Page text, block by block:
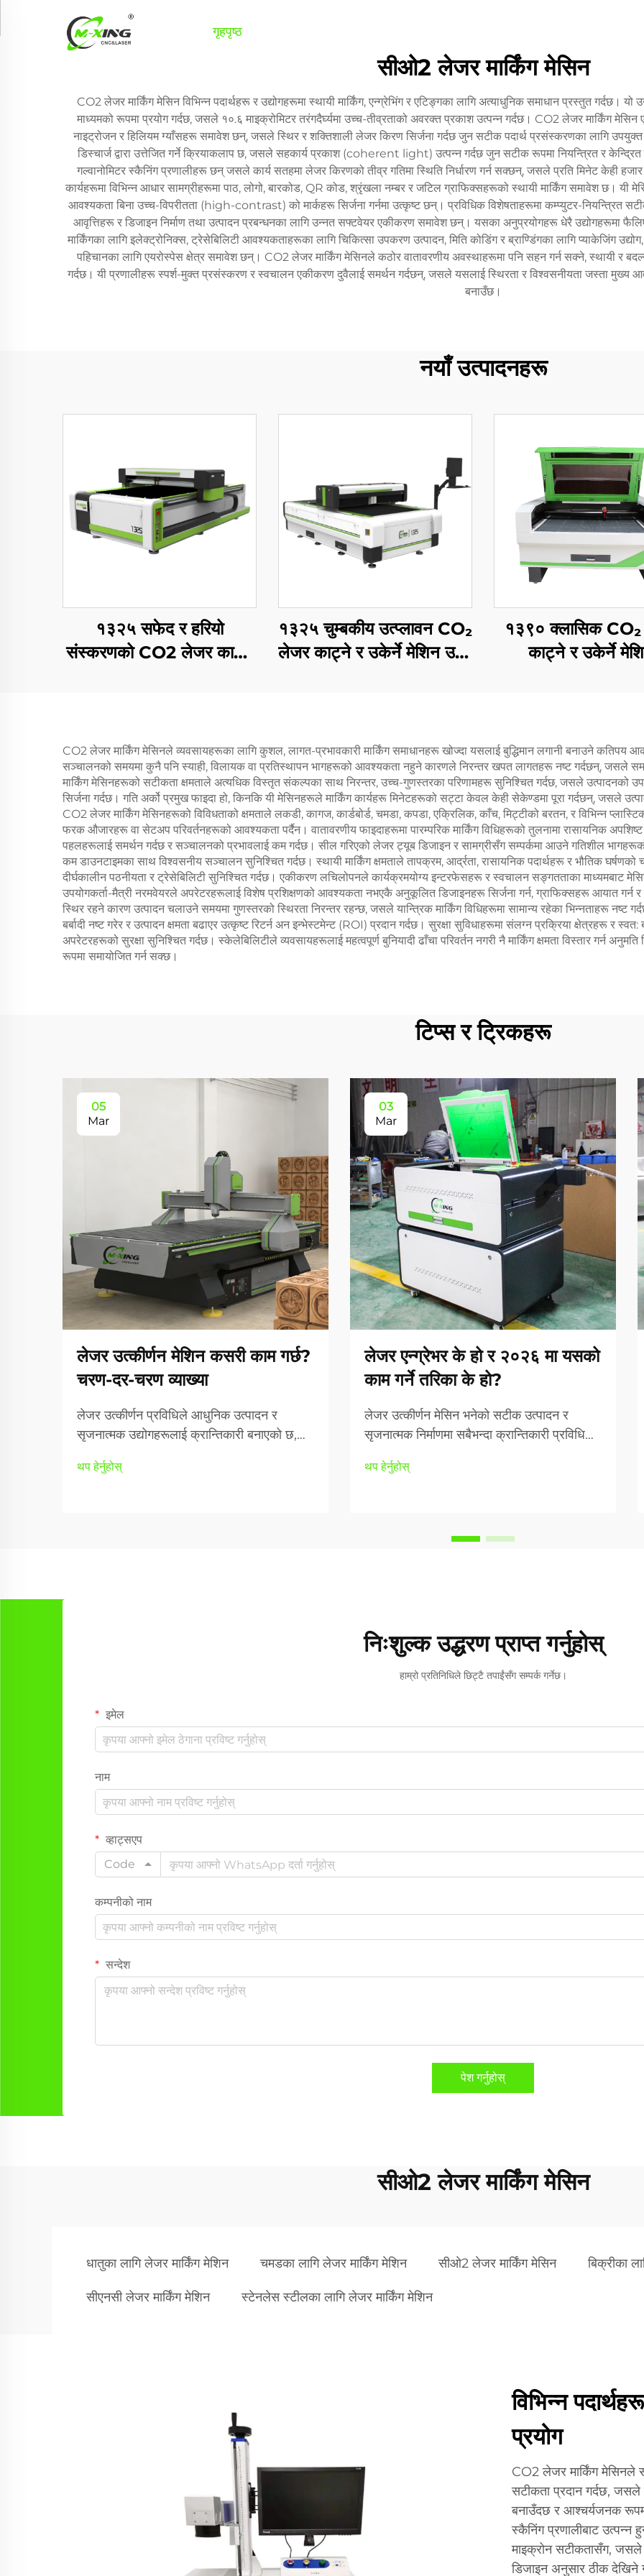
गृहपृष्ठ
सीओ2 लेजर मार्किंग मेसिन
CO2 लेजर मार्किंग मेसिन विभिन्न पदार्थहरू र उद्योगहरूमा स्थायी मार्किंग, एन्ग्रेभिंग र एटिङ्गका लागि अत्याधुनिक समाधान प्रस्तुत गर्दछ।
माध्यमको रूपमा प्रयोग गर्दछ, जसले १०.६ माइक्रोमिटर तरंगदैर्घ्यमा उच्च-तीव्रताको अवरक्त प्रकाश उत्पन्न गर्दछ। CO2 लेजर मार्किंग
नाइट्रोजन र हिलियम ग्याँसहरू समावेश छन्, जसले स्थिर र शक्तिशाली लेजर किरण सिर्जना गर्दछ जुन सटीक पदार्थ प्रसंस्करणका लागि
डिस्चार्ज द्वारा उत्तेजित गर्ने क्रियाकलाप छ, जसले सहकार्य प्रकाश (coherent light) उत्पन्न गर्दछ जुन सटीक रूपमा नियन्त्रित र
गल्वानोमिटर स्कैनिंग प्रणालीहरू छन् जसले कार्य सतहमा लेजर किरणको तीव्र गतिमा स्थिति निर्धारण गर्न सक्छन्, जसले प्रति मिनेट केही
कार्यहरूमा विभिन्न आधार सामग्रीहरूमा पाठ, लोगो, बारकोड, QR कोड, श्रृंखला नम्बर र जटिल ग्राफिक्सहरूको स्थायी मार्किंग समावेश छ। यी
आवश्यकता बिना उच्च-विपरीतता (high-contrast) को मार्कहरू सिर्जना गर्नमा उत्कृष्ट छन्। प्रविधिक विशेषताहरूमा कम्प्युटर-नियन्त्रित
आवृत्तिहरू र डिजाइन निर्माण तथा उत्पादन प्रबन्धनका लागि उन्नत सफ्टवेयर एकीकरण समावेश छन्। यसका अनुप्रयोगहरू धेरै उद्योगहरूमा
मार्किंगका लागि इलेक्ट्रोनिक्स, ट्रेसेबिलिटी आवश्यकताहरूका लागि चिकित्सा उपकरण उत्पादन, मिति कोडिंग र ब्राण्डिंगका लागि प्याकेजिंग
पहिचानका लागि एयरोस्पेस क्षेत्र समावेश छन्। CO2 लेजर मार्किंग मेसिनले कठोर वातावरणीय अवस्थाहरूमा पनि सहन गर्न सक्ने, स्थायी र
गर्दछ। यी प्रणालीहरू स्पर्श-मुक्त प्रसंस्करण र स्वचालन एकीकरण दुवैलाई समर्थन गर्दछन्, जसले यसलाई स्थिरता र विश्वसनीयता जस्ता मुख्य
बनाउँछ।
नयाँ उत्पादनहरू
१३२५ सफेद र हरियो
संस्करणको CO2 लेजर काट्ने
१३२५ चुम्बकीय उत्प्लावन CO₂
लेजर काट्ने र उकेर्ने मेशिन उच्च
१३९० क्लासिक
काट्ने र उकेर्ने
CO2 लेजर मार्किंग मेसिनले व्यवसायहरूका लागि कुशल, लागत-प्रभावकारी मार्किंग समाधानहरू खोज्दा यसलाई बुद्धिमान लगानी बनाउने कतिपय
सञ्चालनको समयमा कुनै पनि स्याही, विलायक वा प्रतिस्थापन भागहरूको आवश्यकता नहुने कारणले निरन्तर खपत लागतहरू नष्ट गर्दछन्,
मार्किंग मेसिनहरूको सटीकता क्षमताले अत्यधिक विस्तृत संकल्पका साथ निरन्तर, उच्च-गुणस्तरका परिणामहरू सुनिश्चित गर्दछ, जसले उत्पादनको
सिर्जना गर्दछ। गति अर्को प्रमुख फाइदा हो, किनकि यी मेसिनहरूले मार्किंग कार्यहरू मिनेटहरूको सट्टा केवल केही सेकेण्डमा पूरा गर्दछन्, जसले
CO2 लेजर मार्किंग मेसिनहरूको विविधताको क्षमताले लकडी, कागज, कार्डबोर्ड, चमडा, कपडा, एक्रिलिक, काँच, मिट्टीको बरतन, र विभिन्न
फरक औजारहरू वा सेटअप परिवर्तनहरूको आवश्यकता पर्दैन। वातावरणीय फाइदाहरूमा पारम्परिक मार्किंग विधिहरूको तुलनामा रासायनिक
पहलहरूलाई समर्थन गर्दछ र सञ्चालनको प्रभावलाई कम गर्दछ। सील गरिएको लेजर ट्यूब डिजाइन र सामग्रीसँग सम्पर्कमा आउने गतिशील
कम डाउनटाइमका साथ विश्वसनीय सञ्चालन सुनिश्चित गर्दछ। स्थायी मार्किंग क्षमताले तापक्रम, आर्द्रता, रासायनिक पदार्थहरू र भौतिक घर्षणको
दीर्घकालीन पठनीयता र ट्रेसेबिलिटी सुनिश्चित गर्दछ। एकीकरण लचिलोपनले कार्यक्रमयोग्य इन्टरफेसहरू र स्वचालन सङ्गतताका माध्यमबाट
उपयोगकर्ता-मैत्री नरमवेयरले अपरेटरहरूलाई विशेष प्रशिक्षणको आवश्यकता नभएकै अनुकूलित डिजाइनहरू सिर्जना गर्न, ग्राफिक्सहरू आयात गर्न
स्थिर रहने कारण उत्पादन चलाउने समयमा गुणस्तरको स्थिरता निरन्तर रहन्छ, जसले यान्त्रिक मार्किंग विधिहरूमा सामान्य रहेका भिन्नताहरू नष्ट
बर्बादी नष्ट गरेर र उत्पादन क्षमता बढाएर उत्कृष्ट रिटर्न अन इन्भेस्टमेन्ट (ROI) प्रदान गर्दछ। सुरक्षा सुविधाहरूमा संलग्न प्रक्रिया क्षेत्रहरू र
अपरेटरहरूको सुरक्षा सुनिश्चित गर्दछ। स्केलेबिलिटीले व्यवसायहरूलाई महत्वपूर्ण बुनियादी ढाँचा परिवर्तन नगरी नै मार्किंग क्षमता विस्तार गर्न
रूपमा समायोजित गर्न सक्छ।
टिप्स र ट्रिकहरू
05
Mar
लेजर उत्कीर्णन मेशिन कसरी काम गर्छ?
चरण-दर-चरण व्याख्या
लेजर उत्कीर्णन प्रविधिले आधुनिक उत्पादन र
सृजनात्मक उद्योगहरूलाई क्रान्तिकारी बनाएको छ,
प्रशोधन क्षमता प्रदान गर्दछ। उत्कीर्णन मेसिनले
थप हेर्नुहोस्
03
Mar
लेजर एन्ग्रेभर के हो र २०२६ मा यसको
काम गर्ने तरिका के हो?
लेजर उत्कीर्णन मेसिन भनेको सटीक उत्पादन र
सृजनात्मक निर्माणमा सबैभन्दा क्रान्तिकारी प्रविधिका
उपकरणले फोकस गरिएको प्रकाश ऊर्जाको प्रयोग
थप हेर्नुहोस्
निःशुल्क उद्धरण प्राप्त गर्नुहोस्
हाम्रो प्रतिनिधिले छिट्टै तपाईंसँग सम्पर्क गर्नेछ।
इमेल
नाम
व्हाट्सएप
Code
कम्पनीको नाम
सन्देश
पेश गर्नुहोस्
सीओ2 लेजर मार्किंग मेसिन
धातुका लागि लेजर मार्किंग मेशिन चमडका लागि लेजर मार्किंग मेशिन सीओ2 लेजर मार्किंग मेसिन बिक्रीका
सीएनसी लेजर मार्किंग मेशिन स्टेनलेस स्टीलका लागि लेजर मार्किंग मेशिन
विभिन्न
प्रयोग
CO2 लेजर मार्किंग मेसिनले
सटीकता प्रदान गर्दछ, जसले
बनाउँदछ र आश्चर्यजनक
स्कैनिंग प्रणालीबाट उत्पन्न
माइक्रोन सटीकतासँग, जसले
डिजाइन अनुसार ठीक देखिने